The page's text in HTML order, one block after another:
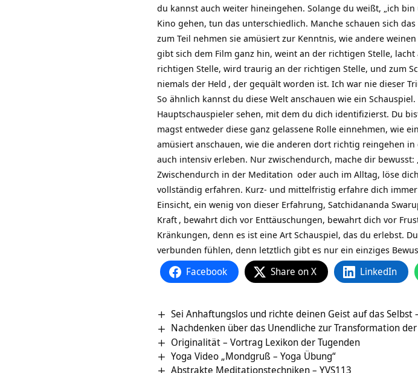
du kannst auch weiter hineingehen. Solange du weißt, „ich
Kino gehen, tun das unterschiedlich. Manche schauen sich
zum Teil nehmen sie amüsiert zur Kenntnis, wie andere
gibt sich dem Film ganz hin, weint an der richtigen Stelle,
richtigen Stelle, wird traurig an der richtigen Stelle, und zum
niemals der Held , der gequält worden ist. Ich war nie dieser
So ähnlich kannst du diese Welt anschauen wie ein
Hauptschauspieler sehen, mit dem du dich identifizierst. Du
magst entweder diese ganz gelassene Rolle einnehmen, wie
amüsiert anschauen, wie die anderen dort richtig reingehen
auch intensiv erleben. Nur zwischendurch, mache dir
Zwischendurch in der Meditation oder auch im Alltag, löse
vollständig erfahren. Kurz- und mittelfristig erfahre dich
Einsicht, ein wenig von dieser Erfahrung, Satchidananda
Kraft , bewahrt dich vor Enttäuschungen, bewahrt dich vor
Kränkungen, denn es ist eine Art Schauspiel, das du erlebst.
verbunden fühlen, denn letztlich gibt es nur ein einziges
Facebook Share on X LinkedIn
Sei Anhaftungslos und richte deinen Geist auf das Selbst
Nachdenken über das Unendliche zur Transformation
Originalität – Vortrag Lexikon der Tugenden
Yoga Video „Mondgruß – Yoga Übung“
Abstrakte Meditationstechniken – YVS113